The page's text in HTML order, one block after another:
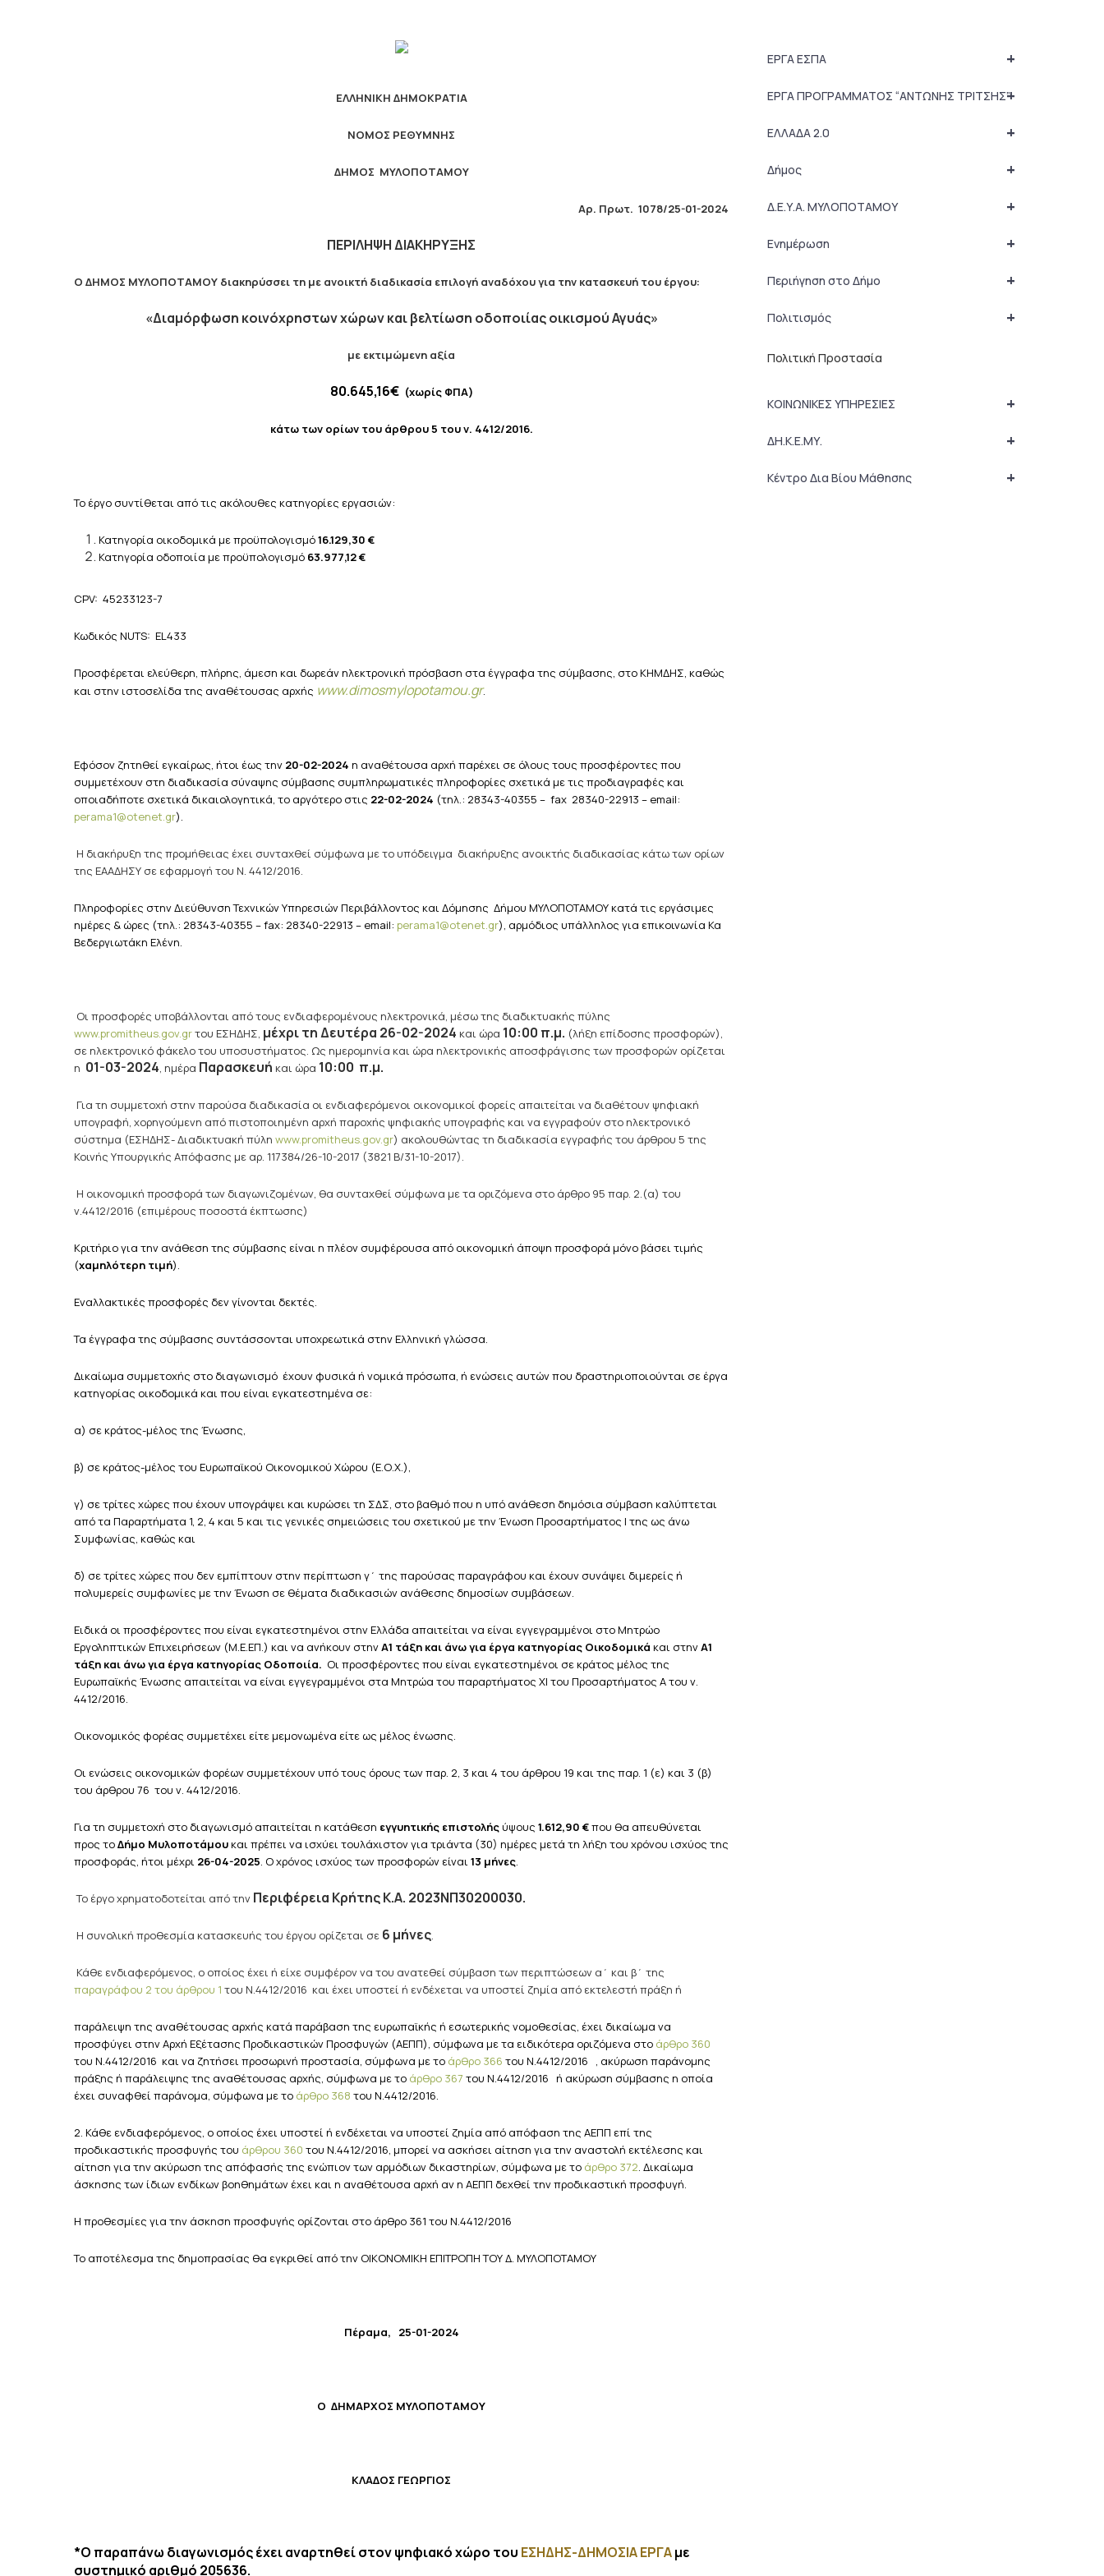
ΕΛΛΗΝΙΚΗ ΔΗΜΟΚΡΑΤΙΑ
ΝΟΜΟΣ ΡΕΘΥΜΝΗΣ
ΔΗΜΟΣ ΜΥΛΟΠΟΤΑΜΟΥ
Αρ. Πρωτ.1078/25-01-2024
ΠΕΡΙΛΗΨΗ ΔΙΑΚΗΡΥΞΗΣ
Ο ΔΗΜΟΣ ΜΥΛΟΠΟΤΑΜΟΥ διακηρύσσει τη με ανοικτή διαδικασία επιλογή αναδόχου για την κατασκευή του έργου:
«Διαμόρφωση κοινόχρηστων χώρων και βελτίωση οδοποιίας οικισμού Αγυάς»
με εκτιμώμενη αξία
80.645,16€(χωρίς ΦΠΑ)
κάτω των ορίων του άρθρου 5 του ν. 4412/2016.
Το έργο συντίθεται από τις ακόλουθες κατηγορίες εργασιών:
Κατηγορία οικοδομικά με προϋπολογισμό16.129,30 €
Κατηγορία οδοποιία με προϋπολογισμό 63.977,12 €
CPV: 45233123-7
Κωδικός NUTS: EL433
Προσφέρεται ελεύθερη, πλήρης, άμεση και δωρεάν ηλεκτρονική πρόσβαση στα έγγραφα της σύμβασης, στο ΚΗΜΔΗΣ, καθώς
και στην ιστοσελίδα της αναθέτουσας αρχής www.dimosmylopotamou.gr.
Εφόσον ζητηθεί εγκαίρως, ήτοι έως την 20-02-2024 η αναθέτουσα αρχή παρέχει σε όλους τους προσφέροντες που
συμμετέχουν στη διαδικασία σύναψης σύμβασης συμπληρωματικές πληροφορίες σχετικά με τις προδιαγραφές και
οποιαδήποτε σχετικά δικαιολογητικά, το αργότερο στις 22-02-2024 (τηλ.: 28343-40355 – fax 28340-22913 – email:
perama1@otenet.gr).
Η διακήρυξη της προμήθειας έχει συνταχθεί σύμφωνα με το υπόδειγμα διακήρυξης ανοικτής διαδικασίας κάτω των ορίων
της ΕΑΑΔΗΣΥ σε εφαρμογή του Ν. 4412/2016.
Πληροφορίες στην Διεύθυνση Τεχνικών Υπηρεσιών Περιβάλλοντος και Δόμησης Δήμου ΜΥΛΟΠΟΤΑΜΟΥ κατά τις εργάσιμες
ημέρες & ώρες (τηλ.: 28343-40355 – fax: 28340-22913 – email: perama1@otenet.gr), αρμόδιος υπάλληλος για επικοινωνία Κα
Βεδεργιωτάκη Ελένη.
Οι προσφορές υποβάλλονται από τους ενδιαφερομένους ηλεκτρονικά, μέσω της διαδικτυακής πύλης
www.promitheus.gov.grτου ΕΣΗΔΗΣ, μέχρι τη Δευτέρα 26-02-2024 και ώρα 10:00 π.μ. (λήξη επίδοσης προσφορών),
σε ηλεκτρονικό φάκελο του υποσυστήματος. Ως ημερομηνία και ώρα ηλεκτρονικής αποσφράγισης των προσφορών ορίζεται
η 01-03-2024, ημέρα Παρασκευή και ώρα 10:00 π.μ.
Για τη συμμετοχή στην παρούσα διαδικασία οι ενδιαφερόμενοι οικονομικοί φορείς απαιτείται να διαθέτουν ψηφιακή
υπογραφή, χορηγούμενη από πιστοποιημένη αρχή παροχής ψηφιακής υπογραφής και να εγγραφούν στο ηλεκτρονικό
σύστημα (ΕΣΗΔΗΣ- Διαδικτυακή πύλη www.promitheus.gov.gr) ακολουθώντας τη διαδικασία εγγραφής του άρθρου 5 της
Κοινής Υπουργικής Απόφασης με αρ. 117384/26-10-2017 (3821 Β/31-10-2017).
Η οικονομική προσφορά των διαγωνιζομένων, θα συνταχθεί σύμφωνα με τα οριζόμενα στο άρθρο 95 παρ. 2.(α) του
ν.4412/2016 (επιμέρους ποσοστά έκπτωσης)
Κριτήριο για την ανάθεση της σύμβασης είναι η πλέον συμφέρουσα από οικονομική άποψη προσφορά μόνο βάσει τιμής
(χαμηλότερη τιμή).
Εναλλακτικές προσφορές δεν γίνονται δεκτές.
Τα έγγραφα της σύμβασης συντάσσονται υποχρεωτικά στην Ελληνική γλώσσα.
Δικαίωμα συμμετοχής στο διαγωνισμό έχουν φυσικά ή νομικά πρόσωπα, ή ενώσεις αυτών που δραστηριοποιούνται σε έργα
κατηγορίας οικοδομικά και που είναι εγκατεστημένα σε:
α) σε κράτος-μέλος της Ένωσης,
β) σε κράτος-μέλος του Ευρωπαϊκού Οικονομικού Χώρου (Ε.Ο.Χ.),
γ) σε τρίτες χώρες που έχουν υπογράψει και κυρώσει τη ΣΔΣ, στο βαθμό που η υπό ανάθεση δημόσια σύμβαση καλύπτεται
από τα Παραρτήματα 1, 2, 4 και 5 και τις γενικές σημειώσεις του σχετικού με την Ένωση Προσαρτήματος I της ως άνω
Συμφωνίας, καθώς και
δ) σε τρίτες χώρες που δεν εμπίπτουν στην περίπτωση γ΄ της παρούσας παραγράφου και έχουν συνάψει διμερείς ή
πολυμερείς συμφωνίες με την Ένωση σε θέματα διαδικασιών ανάθεσης δημοσίων συμβάσεων.
Ειδικά οι προσφέροντες που είναι εγκατεστημένοι στην Ελλάδα απαιτείται να είναι εγγεγραμμένοι στο Μητρώο
Εργοληπτικών Επιχειρήσεων (Μ.Ε.ΕΠ.) και να ανήκουν στηνΑ1 τάξη και άνω για έργα κατηγορίας Οικοδομικά και στηνΑ1
τάξη και άνω για έργα κατηγορίας Οδοποιία. Οι προσφέροντες που είναι εγκατεστημένοι σε κράτος μέλος της
Ευρωπαϊκής Ένωσης απαιτείται να είναι εγγεγραμμένοι στα Μητρώα του παραρτήματος ΧΙ του Προσαρτήματος Α του ν.
4412/2016.
Οικονομικός φορέας συμμετέχει είτε μεμονωμένα είτε ως μέλος ένωσης.
Οι ενώσεις οικονομικών φορέων συμμετέχουν υπό τους όρους των παρ. 2, 3 και 4 του άρθρου 19 και της παρ. 1 (ε) και 3 (β)
του άρθρου 76 του ν. 4412/2016.
Για τη συμμετοχή στο διαγωνισμό απαιτείται η κατάθεση εγγυητικής επιστολήςύψους 1.612,90 €που θα απευθύνεται
προς τοΔήμο Μυλοποτάμουκαι πρέπει να ισχύει τουλάχιστον για τριάντα (30) ημέρες μετά τη λήξη του χρόνου ισχύος της
προσφοράς, ήτοι μέχρι 26-04-2025. Ο χρόνος ισχύος των προσφορών είναι 13 μήνες.
Το έργο χρηματοδοτείται από την Περιφέρεια ΚρήτηςΚ.Α. 2023ΝΠ30200030.
Η συνολική προθεσμία κατασκευής του έργου ορίζεται σε 6 μήνες.
Κάθε ενδιαφερόμενος, ο οποίος έχει ή είχε συμφέρον να του ανατεθεί σύμβαση των περιπτώσεων α΄ και β΄ της
παραγράφου 2 του άρθρου 1 του Ν.4412/2016 και έχει υποστεί ή ενδέχεται να υποστεί ζημία από εκτελεστή πράξη ή
παράλειψη της αναθέτουσας αρχής κατά παράβαση της ευρωπαϊκής ή εσωτερικής νομοθεσίας, έχει δικαίωμα να
προσφύγει στην Αρχή Εξέτασης Προδικαστικών Προσφυγών (ΑΕΠΠ), σύμφωνα με τα ειδικότερα οριζόμενα στο άρθρο 360
του Ν.4412/2016 και να ζητήσει προσωρινή προστασία, σύμφωνα με το άρθρο 366 του Ν.4412/2016 , ακύρωση παράνομης
πράξης ή παράλειψης της αναθέτουσας αρχής, σύμφωνα με το άρθρο 367 του Ν.4412/2016 ή ακύρωση σύμβασης η οποία
έχει συναφθεί παράνομα, σύμφωνα με το άρθρο 368 του Ν.4412/2016.
2. Κάθε ενδιαφερόμενος, ο οποίος έχει υποστεί ή ενδέχεται να υποστεί ζημία από απόφαση της ΑΕΠΠ επί της
προδικαστικής προσφυγής του άρθρου 360 του Ν.4412/2016, μπορεί να ασκήσει αίτηση για την αναστολή εκτέλεσης και
αίτηση για την ακύρωση της απόφασής της ενώπιον των αρμόδιων δικαστηρίων, σύμφωνα με το άρθρο 372. Δικαίωμα
άσκησης των ίδιων ενδίκων βοηθημάτων έχει και η αναθέτουσα αρχή αν η ΑΕΠΠ δεχθεί την προδικαστική προσφυγή.
Η προθεσμίες για την άσκηση προσφυγής ορίζονται στο άρθρο 361 του Ν.4412/2016
Το αποτέλεσμα της δημοπρασίας θα εγκριθεί από την ΟΙΚΟΝΟΜΙΚΗ ΕΠΙΤΡΟΠΗ ΤΟΥ Δ. ΜΥΛΟΠΟΤΑΜΟΥ
Πέραμα, 25-01-2024
Ο ΔΗΜΑΡΧΟΣ ΜΥΛΟΠΟΤΑΜΟΥ
ΚΛΑΔΟΣ ΓΕΩΡΓΙΟΣ
*Ο παραπάνω διαγωνισμός έχει αναρτηθεί στον ψηφιακό χώρο του ΕΣΗΔΗΣ-ΔΗΜΟΣΙΑ ΕΡΓΑμε
συστημικό αριθμό 205636.
+
ΕΡΓΑ ΕΣΠΑ
+
ΕΡΓΑ ΠΡΟΓΡΑΜΜΑΤΟΣ “ΑΝΤΩΝΗΣ ΤΡΙΤΣΗΣ”
+
ΕΛΛΑΔΑ 2.0
+
Δήμος
+
Δ.Ε.Υ.Α. ΜΥΛΟΠΟΤΑΜΟΥ
+
Ενημέρωση
+
Περιήγηση στο Δήμο
+
Πολιτισμός
Πολιτική Προστασία
+
ΚΟΙΝΩΝΙΚΕΣ ΥΠΗΡΕΣΙΕΣ
+
ΔΗ.Κ.Ε.ΜΥ.
+
Κέντρο Δια Βίου Μάθησης